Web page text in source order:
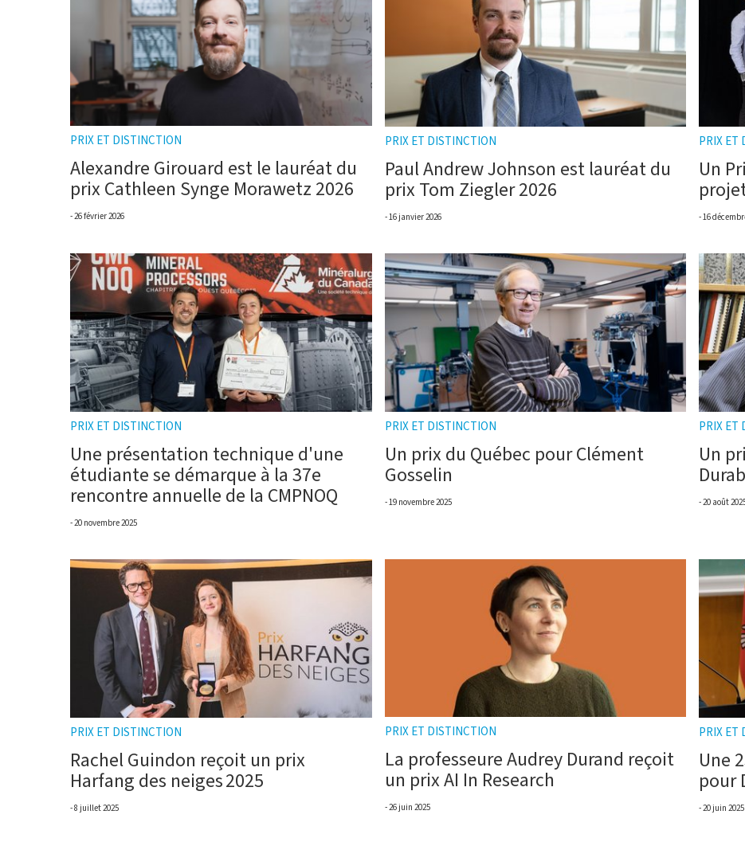
PRIX ET DISTINCTION
Alexandre Girouard est le lauréat du
prix Cathleen Synge Morawetz 2026
26 février 2026
PRIX ET DISTINCTION
Paul Andrew Johnson est lauréat du
prix Tom Ziegler 2026
16 janvier 2026
PRIX ET
Un
16
PRIX ET DISTINCTION
Une présentation technique d'une
étudiante se démarque à la 37e
rencontre annuelle de la CMPNOQ
20 novembre 2025
PRIX ET DISTINCTION
Un prix du Québec pour Clément
Gosselin
19 novembre 2025
PRIX ET
Un
20 août
PRIX ET DISTINCTION
Rachel Guindon reçoit un prix
Harfang des neiges 2025
8 juillet 2025
PRIX ET DISTINCTION
La professeure Audrey Durand reçoit
un prix AI In Research
26 juin 2025
PRIX ET
Une
pour
20 juin 2025